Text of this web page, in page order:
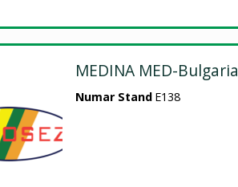
MEDINA MED-Bulgaria
Numar Stand E138